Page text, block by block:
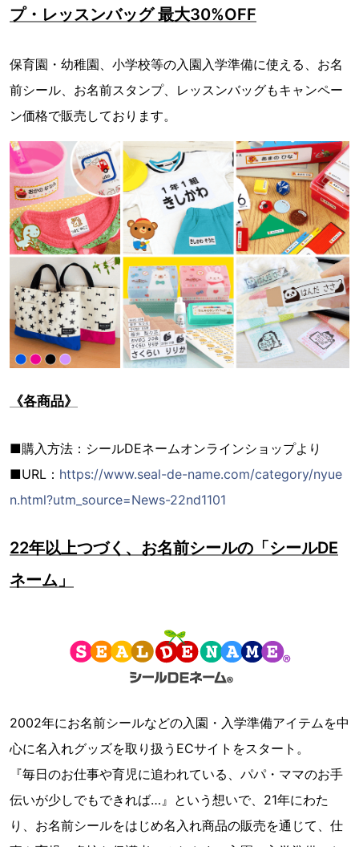
プ・レッスンバッグ 最大30%OFF
保育園・幼稚園、小学校等の入園入学準備に使える、お名
前シール、お名前スタンプ、レッスンバッグもキャンペー
ン価格で販売しております。
《各商品》
■購入方法：シールDEネームオンラインショップより
■URL： https://www.seal-de-name.com/category/nyue
n.html?utm_source=News-22nd1101
22年以上つづく、お名前シールの「シールDE
ネーム」
2002年にお名前シールなどの入園・入学準備アイテムを中
心に名入れグッズを取り扱うECサイトをスタート。
『毎日のお仕事や育児に追われている、パパ・ママのお手
伝いが少しでもできれば…』という想いで、21年にわた
り、お名前シールをはじめ名入れ商品の販売を通じて、仕